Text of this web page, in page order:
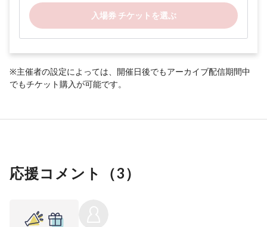
入場券 チケットを選ぶ
※主催者の設定によっては、開催日後でもアーカイブ配信期間中
でもチケット購入が可能です。
応援コメント（3）